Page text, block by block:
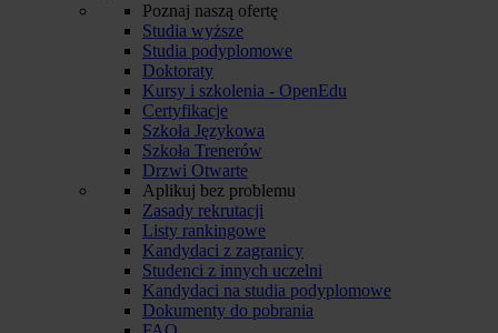
Poznaj naszą ofertę
Studia wyższe
Studia podyplomowe
Doktoraty
Kursy i szkolenia - OpenEdu
Certyfikacje
Szkoła Językowa
Szkoła Trenerów
Drzwi Otwarte
Aplikuj bez problemu
Zasady rekrutacji
Listy rankingowe
Kandydaci z zagranicy
Studenci z innych uczelni
Kandydaci na studia podyplomowe
Dokumenty do pobrania